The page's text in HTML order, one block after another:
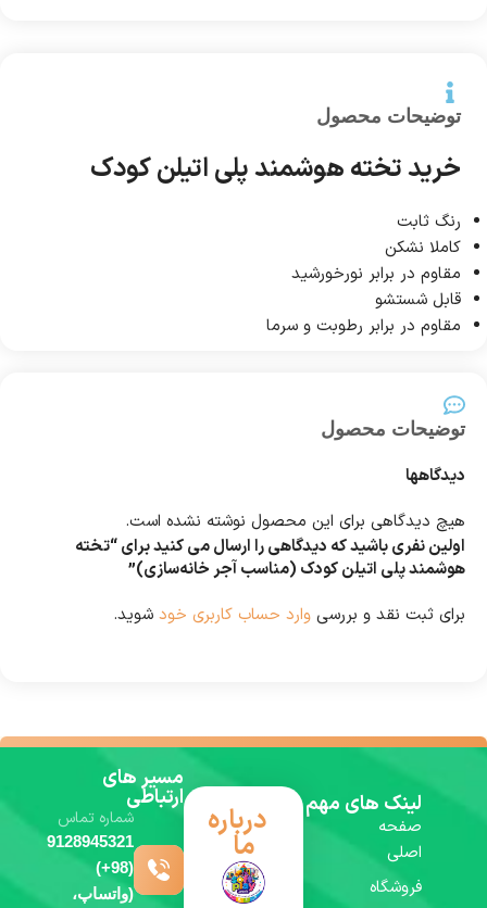
توضیحات محصول
خرید تخته هوشمند پلی اتیلن کودک
رنگ ثابت
کاملا نشکن
مقاوم در برابر نورخورشید
قابل شستشو
مقاوم در برابر رطوبت و سرما
توضیحات محصول
دیدگاهها
هیچ دیدگاهی برای این محصول نوشته نشده است.
اولین نفری باشید که دیدگاهی را ارسال می کنید برای “تخته
هوشمند پلی اتیلن کودک (مناسب آجر خانه‌سازی)”
برای ثبت نقد و بررسی وارد حساب کاربری خود شوید.
لینک های مهم
صفحه
اصلی
فروشگاه
درباره
ما
مسیر های
ارتباطی
شماره تماس
9128945321
(98+)
(واتساپ،